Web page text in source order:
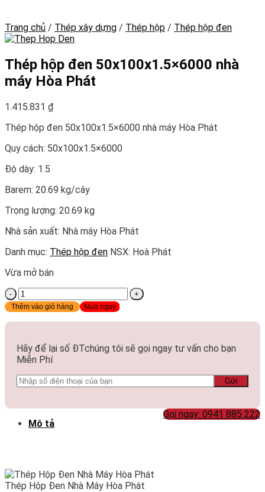
Trang chủ / Thép xây dựng / Thép hộp / Thép hộp đen
Thép hộp đen 50x100x1.5×6000 nhà
máy Hòa Phát
1.415.831 ₫
Thép hộp đen 50x100x1.5×6000 nhà máy Hòa Phát
Quy cách: 50x100x1.5×6000
Độ dày: 1.5
Barem: 20.69 kg/cây
Trọng lượng: 20.69 kg
Nhà sản xuất: Nhà máy Hòa Phát
Danh mục: Thép hộp đen NSX: Hoà Phát
Vừa mở bán
Thép
hộp
đen
Hòa
Phát
số
Thêm vào giỏ hàng Mua ngay
Hãy để lại số ĐTchúng tôi sẽ gọi ngay tư vấn cho bạn
Miễn Phí
Gọi ngay: 0941 885 222
Mô tả
Thép Hộp Đen Nhà Máy Hòa Phát